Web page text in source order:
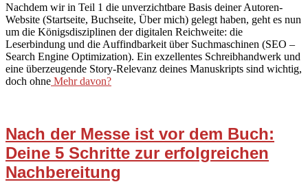
29
Nachdem wir in Teil 1 die unverzichtbare Basis deiner Autoren-
Website (Startseite, Buchseite, Über mich) gelegt haben, geht es nun
um die Königsdisziplinen der digitalen Reichweite: die
Leserbindung und die Auffindbarkeit über Suchmaschinen (SEO –
Search Engine Optimization). Ein exzellentes Schreibhandwerk und
eine überzeugende Story-Relevanz deines Manuskripts sind wichtig,
doch ohne Mehr davon?
Nach der Messe ist vor dem Buch:
Deine 5 Schritte zur erfolgreichen
Nachbereitung